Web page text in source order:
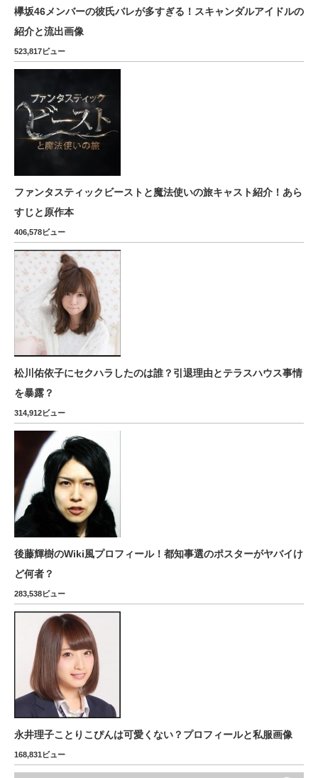
欅坂46メンバーの彼氏バレが多すぎる！スキャンダルアイドルの
紹介と流出画像
523,817ビュー
ファンタスティックビーストと魔法使いの旅キャスト紹介！あら
すじと原作本
406,578ビュー
松川佑依子にセクハラしたのは誰？引退理由とテラスハウス事情
を暴露？
314,912ビュー
後藤輝樹のWiki風プロフィール！都知事選のポスターがヤバイけ
ど何者？
283,538ビュー
永井理子ことりこぴんは可愛くない？プロフィールと私服画像
168,831ビュー